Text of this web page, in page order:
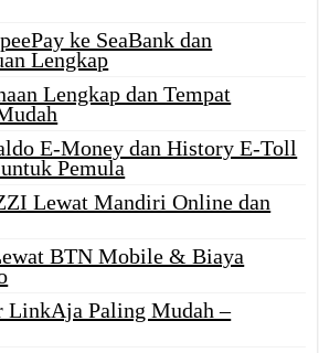
ke SeaBank dan
Lengkap
Lengkap dan Tempat
E-Money dan History E-Toll
Pemula
Lewat Mandiri Online dan
BTN Mobile & Biaya
LinkAja Paling Mudah –